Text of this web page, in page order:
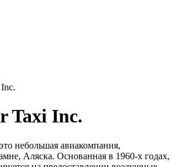
Taxi Inc.
небольшая авиакомпания,
Аляска. Основанная в 1960-х годах,